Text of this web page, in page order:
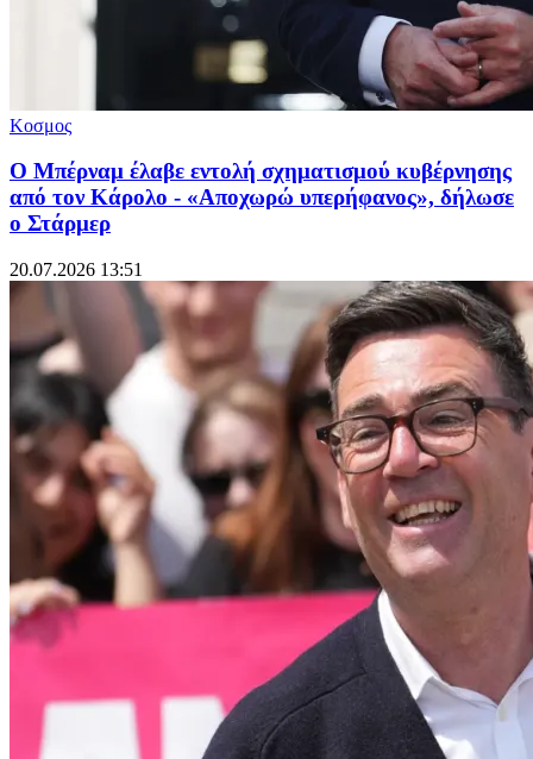
Κοσμος
Ο Μπέρναμ έλαβε εντολή σχηματισμού κυβέρνησης
από τον Κάρολο - «Αποχωρώ υπερήφανος», δήλωσε
ο Στάρμερ
20.07.2026 13:51